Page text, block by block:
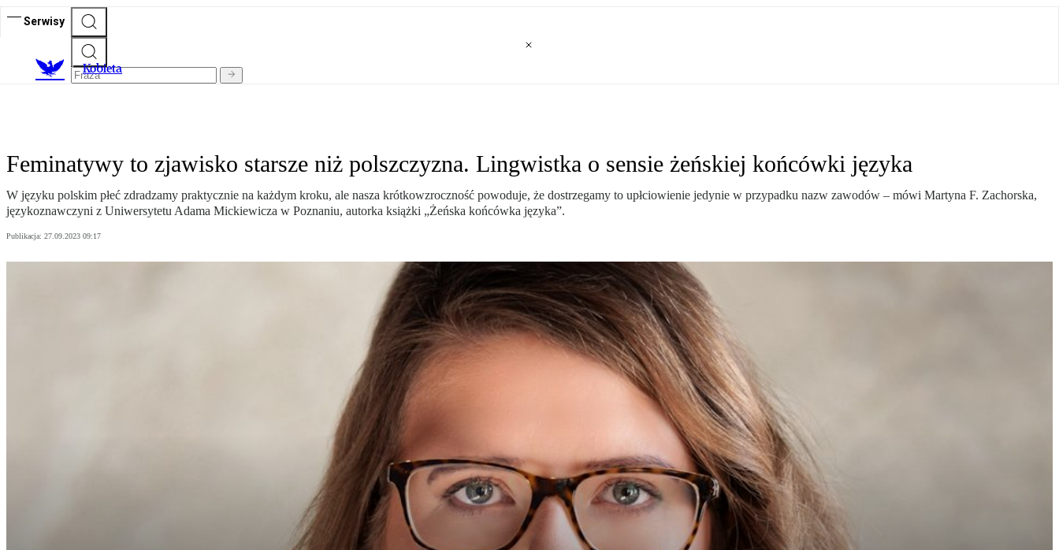
Serwisy
Kobieta
Feminatywy to zjawisko starsze niż polszczyzna. Lingwistka o sensie żeńskiej końcówki języka
W języku polskim płeć zdradzamy praktycznie na każdym kroku, ale nasza krótkowzroczność powoduje, że dostrzegamy to upłciowienie jedynie w przypadku nazw zawodów – mówi Martyna F. Zachorska,
językoznawczyni z Uniwersytetu Adama Mickiewicza w Poznaniu, autorka książki „Żeńska końcówka języka”.
Publikacja: 27.09.2023 09:17